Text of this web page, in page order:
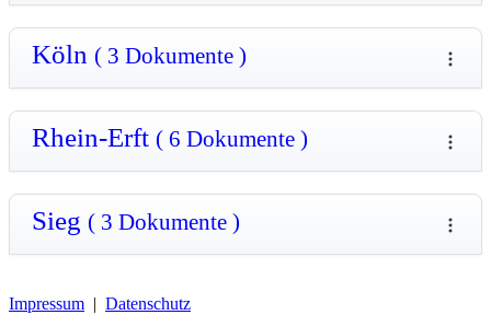
Köln ( 3 Dokumente )
Rhein-Erft ( 6 Dokumente )
Sieg ( 3 Dokumente )
Impressum | Datenschutz